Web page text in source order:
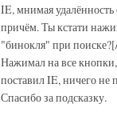
IE, мнимая удалённость
причём. Ты кстати
"бинокля" при
Нажимал на все
поставил IE, ничего не
Спасибо за подсказку.